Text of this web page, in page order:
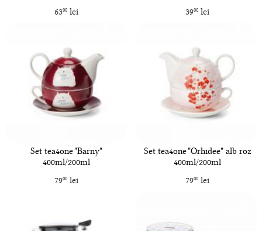
6300lei 3900lei
Set tea4one "Barny"
400ml/200ml
7900lei
Set tea4one "Orhidee" alb roz
400ml/200ml
7900lei